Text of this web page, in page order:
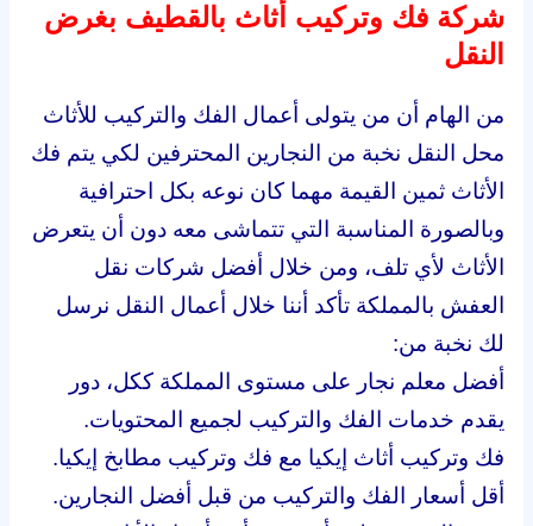
شركة فك وتركيب أثاث بالقطيف بغرض
النقل
من الهام أن من يتولى أعمال الفك والتركيب للأثاث
محل النقل نخبة من النجارين المحترفين لكي يتم فك
الأثاث ثمين القيمة مهما كان نوعه بكل احترافية
وبالصورة المناسبة التي تتماشى معه دون أن يتعرض
الأثاث لأي تلف، ومن خلال أفضل شركات نقل
العفش بالمملكة تأكد أننا خلال أعمال النقل نرسل
لك نخبة من:
أفضل معلم نجار على مستوى المملكة ككل، دور
يقدم خدمات الفك والتركيب لجميع المحتويات.
فك وتركيب أثاث إيكيا مع فك وتركيب مطابخ إيكيا.
أقل أسعار الفك والتركيب من قبل أفضل النجارين.